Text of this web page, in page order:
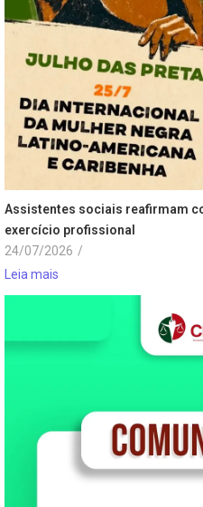
Assistentes sociais reafirmam
exercício profissional
24/07/2026 /
Leia mais